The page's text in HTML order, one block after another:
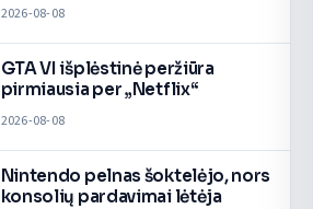
2026-08-08
GTA VI išplėstinė peržiūra
pirmiausia per „Netflix“
2026-08-08
Nintendo pelnas šoktelėjo, nors
konsolių pardavimai lėtėja